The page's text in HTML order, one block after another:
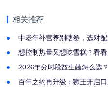
相关推荐
中老年补营养别瞎卷，选对
想控制热量又想吃雪糕？看
2026年分时段益生菌怎么选
百年之约再升级：狮王开启